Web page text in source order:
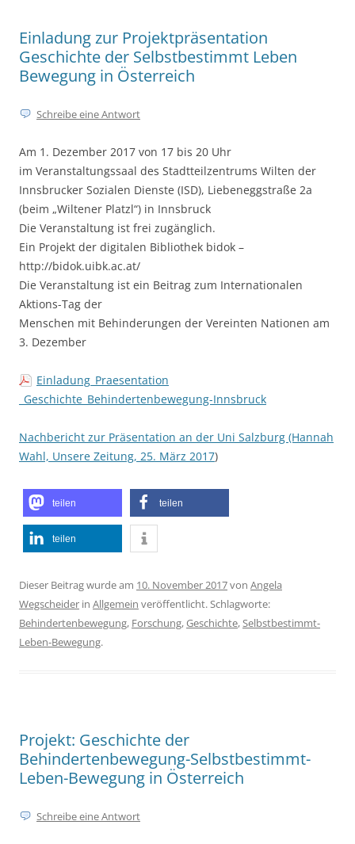
Einladung zur Projektpräsentation
Geschichte der Selbstbestimmt Leben
Bewegung in Österreich
Schreibe eine Antwort
Am 1. Dezember 2017 von 17 bis 20 Uhr
im Veranstaltungssaal des Stadtteilzentrums Wilten der
Innsbrucker Sozialen Dienste (ISD), Liebeneggstraße 2a
(beim „Wiltener Platzl“) in Innsbruck
Die Veranstaltung ist frei zugänglich.
Ein Projekt der digitalen Bibliothek bidok –
http://bidok.uibk.ac.at/
Die Veranstaltung ist ein Beitrag zum Internationalen
Aktions-Tag der
Menschen mit Behinderungen der Vereinten Nationen am
3. Dezember
Einladung_Praesentation
_Geschichte_Behindertenbewegung-Innsbruck
Nachbericht zur Präsentation an der Uni Salzburg (Hannah
Wahl, Unsere Zeitung, 25. März 2017)
teilen teilen
teilen
Dieser Beitrag wurde am 10. November 2017von Angela
Wegscheider in Allgemein veröffentlicht. Schlagworte:
Behindertenbewegung, Forschung,Geschichte,Selbstbestimmt-
Leben-Bewegung.
Projekt: Geschichte der
Behindertenbewegung-Selbstbestimmt-
Leben-Bewegung in Österreich
Schreibe eine Antwort